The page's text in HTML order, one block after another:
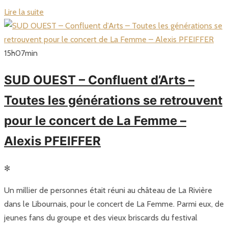
Lire la suite
15h07min
SUD OUEST – Confluent d’Arts –
Toutes les générations se retrouvent
pour le concert de La Femme –
Alexis PFEIFFER
✻
Un millier de personnes était réuni au château de La Rivière
dans le Libournais, pour le concert de La Femme. Parmi eux, de
jeunes fans du groupe et des vieux briscards du festival